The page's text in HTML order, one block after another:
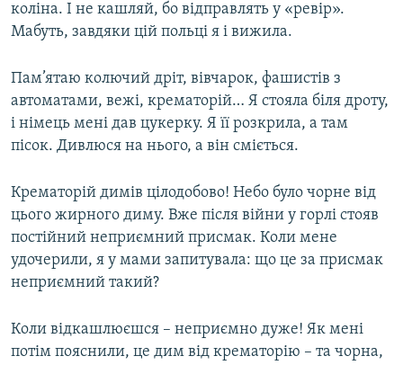
коліна. І не кашляй, бо відправлять у «ревір».
Мабуть, завдяки цій польці я і вижила.​
Пам’ятаю колючий дріт, вівчарок, фашистів з
автоматами, вежі, крематорій… Я стояла біля дроту,
і німець мені дав цукерку. Я її розкрила, а там
пісок. Дивлюся на нього, а він сміється.
Крематорій димів цілодобово! Небо було чорне від
цього жирного диму. Вже після війни у горлі стояв
постійний неприємний присмак. Коли мене
удочерили, я у мами запитувала: що це за присмак
неприємний такий?
Коли відкашлюєшся – неприємно дуже! Як мені
потім пояснили, це дим від крематорію – та чорна,